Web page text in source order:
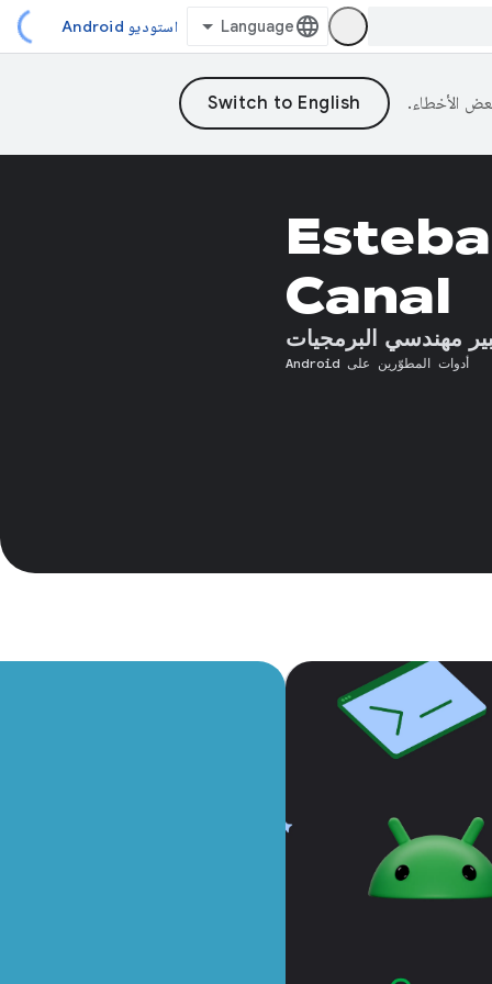
استوديو Android
Canal
مهندسي البرمجيات
أدوات المطوّرين على Android